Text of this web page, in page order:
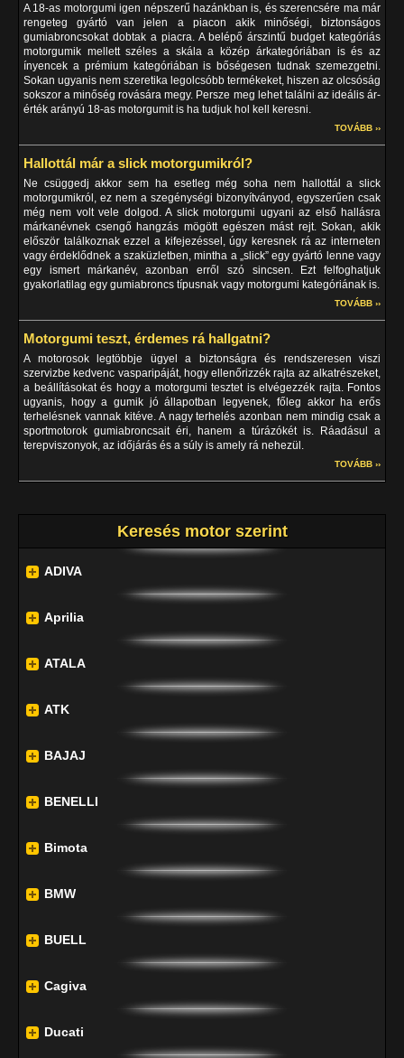
A 18-as motorgumi igen népszerű hazánkban is, és szerencsére ma már
rengeteg gyártó van jelen a piacon akik minőségi, biztonságos
gumiabroncsokat dobtak a piacra. A belépő árszintű budget kategóriás
motorgumik mellett széles a skála a közép árkategóriában is és az
ínyencek a prémium kategóriában is bőségesen tudnak szemezgetni.
Sokan ugyanis nem szeretika legolcsóbb termékeket, hiszen az olcsóság
sokszor a minőség rovására megy. Persze meg lehet találni az ideális ár-
érték arányú 18-as motorgumit is ha tudjuk hol kell keresni.
TOVÁBB ››
Hallottál már a slick motorgumikról?
Ne csüggedj akkor sem ha esetleg még soha nem hallottál a slick
motorgumikról, ez nem a szegénységi bizonyítványod, egyszerűen csak
még nem volt vele dolgod. A slick motorgumi ugyani az első hallásra
márkanévnek csengő hangzás mögött egészen mást rejt. Sokan, akik
először találkoznak ezzel a kifejezéssel, úgy keresnek rá az interneten
vagy érdeklődnek a szaküzletben, mintha a „slick” egy gyártó lenne vagy
egy ismert márkanév, azonban erről szó sincsen. Ezt felfoghatjuk
gyakorlatilag egy gumiabroncs típusnak vagy motorgumi kategóriának is.
TOVÁBB ››
Motorgumi teszt, érdemes rá hallgatni?
A motorosok legtöbbje ügyel a biztonságra és rendszeresen viszi
szervizbe kedvenc vasparipáját, hogy ellenőrizzék rajta az alkatrészeket,
a beállításokat és hogy a motorgumi tesztet is elvégezzék rajta. Fontos
ugyanis, hogy a gumik jó állapotban legyenek, főleg akkor ha erős
terhelésnek vannak kitéve. A nagy terhelés azonban nem mindig csak a
sportmotorok gumiabroncsait éri, hanem a túrázókét is. Ráadásul a
terepviszonyok, az időjárás és a súly is amely rá nehezül.
TOVÁBB ››
Keresés motor szerint
ADIVA
Aprilia
ATALA
ATK
BAJAJ
BENELLI
Bimota
BMW
BUELL
Cagiva
Ducati